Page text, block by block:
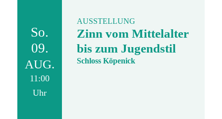
So.
09.
AUG.
11:00
Uhr
AUSSTELLUNG
Zinn vom Mittelalter
bis zum Jugendstil
Schloss Köpenick